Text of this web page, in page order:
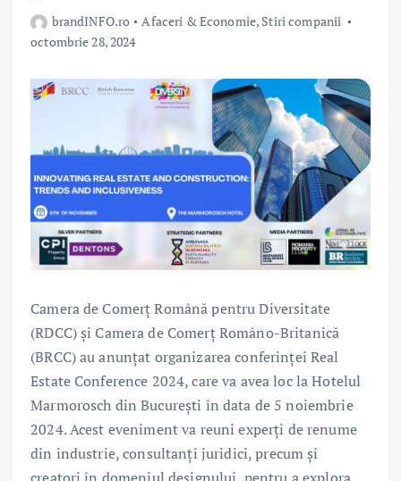
brandINFO.ro Afaceri & Economie, Stiri companii
octombrie 28, 2024
Camera de Comerț Română pentru Diversitate
(RDCC) și Camera de Comerț Româno-Britanică
(BRCC) au anunțat organizarea conferinței Real
Estate Conference 2024, care va avea loc la Hotelul
Marmorosch din București în data de 5 noiembrie
2024. Acest eveniment va reuni experți de renume
din industrie, consultanți juridici, precum și